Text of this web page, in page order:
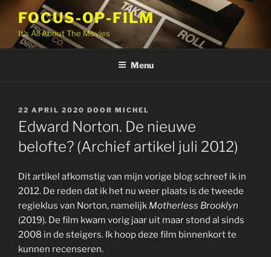
inhoud
FOCUS-OP-FILM
It's All About The Movies
Menu
GEPLAATST
OP
22 APRIL 2020 DOOR MICHEL
Edward Norton. De nieuwe
belofte? (Archief artikel juli 2012)
Dit artikel afkomstig van mijn vorige blog schreef ik in
2012. De reden dat ik het nu weer plaats is de tweede
regieklus van Norton, namelijk Motherless Brooklyn
(2019). De film kwam vorig jaar uit maar stond al sinds
2008 in de steigers. Ik hoop deze film binnenkort te
kunnen recenseren.